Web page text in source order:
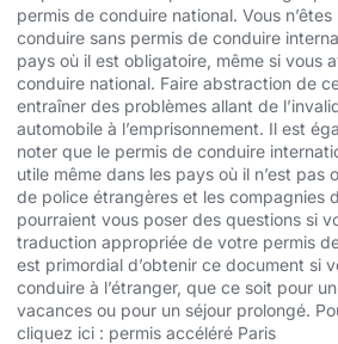
permis de conduire national. Vous
conduire sans permis de conduire
pays où il est obligatoire, même si vous
conduire national. Faire abstraction de
entraîner des problèmes allant de
automobile à l’emprisonnement. Il est
noter que le permis de conduire
utile même dans les pays où il n’est pas
de police étrangères et les compagnies
pourraient vous poser des questions si
traduction appropriée de votre permis
est primordial d’obtenir ce document si
conduire à l’étranger, que ce soit pour
vacances ou pour un séjour prolongé.
cliquez ici : permis accéléré Paris